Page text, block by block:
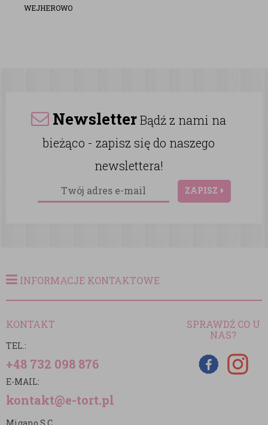
WEJHEROWO
NewsletterBądź z nami na
bieżąco - zapisz się do naszego
newslettera!
ZAPISZ
INFORMACJE KONTAKTOWE
KONTAKT
TEL.:
+48 732 098 876
E-MAIL:
kontakt@e-tort.pl
SPRAWDŹ CO U
NAS?